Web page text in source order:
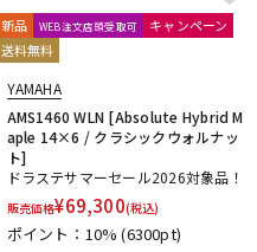
新品 WEB注文店頭受取可
キャンペーン
送料無料
YAMAHA
AMS1460 WLN [Absolute Hybrid M
aple 14×6 / クラシックウォルナッ
ト]
ドラステサマーセール2026対象品！
販売価格¥69,300(税込)
ポイント：10%(6300pt)